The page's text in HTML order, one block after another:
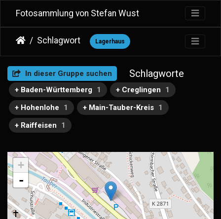
Fotosammlung von Stefan Wust
Schlagwort Lagerhaus
In dieser Gruppe suchen Schlagworte
+ Baden-Württemberg 1 + Creglingen
1
+ Hohenlohe
1 + Main-Tauber-Kreis 1
+ Raiffeisen
1
+
-